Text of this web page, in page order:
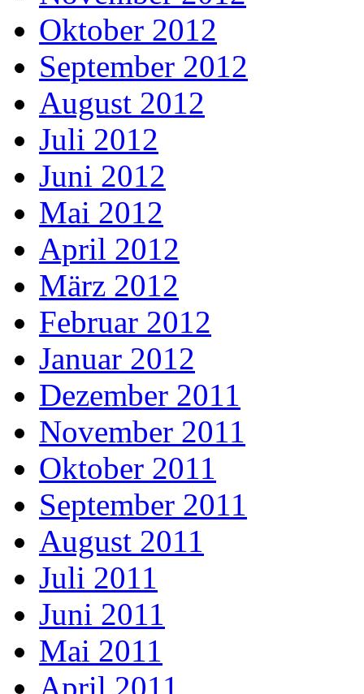
Oktober 2012
September 2012
August 2012
Juli 2012
Juni 2012
Mai 2012
April 2012
März 2012
Februar 2012
Januar 2012
Dezember 2011
November 2011
Oktober 2011
September 2011
August 2011
Juli 2011
Juni 2011
Mai 2011